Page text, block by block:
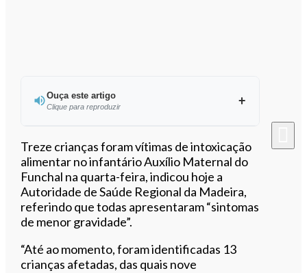
Ouça este artigo
Clique para reproduzir
Ouvir este artigo
Treze crianças foram vítimas de intoxicação
alimentar no infantário Auxílio Maternal do
Funchal na quarta-feira, indicou hoje a
Autoridade de Saúde Regional da Madeira,
referindo que todas apresentaram “sintomas
de menor gravidade”.
“Até ao momento, foram identificadas 13
crianças afetadas, das quais nove